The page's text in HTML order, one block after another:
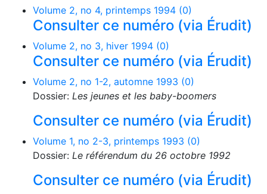
Volume 2, no 4, printemps 1994 (0)
Consulter ce numéro (via Érudit)
Volume 2, no 3, hiver 1994 (0)
Consulter ce numéro (via Érudit)
Volume 2, no 1-2, automne 1993 (0)
Dossier: Les jeunes et les baby-boomers
Consulter ce numéro (via Érudit)
Volume 1, no 2-3, printemps 1993 (0)
Dossier: Le référendum du 26 octobre 1992
Consulter ce numéro (via Érudit)